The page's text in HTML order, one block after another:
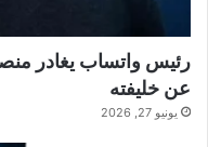
عن خليفته
يونيو 27, 2026